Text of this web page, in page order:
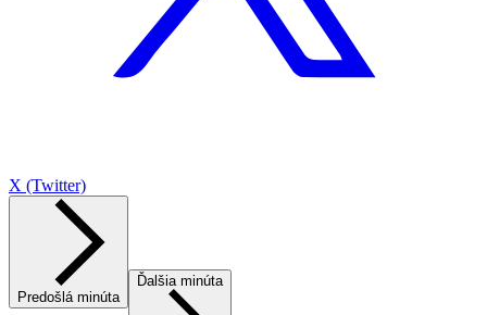
X (Twitter)
Predošlá minúta
Ďalšia minúta